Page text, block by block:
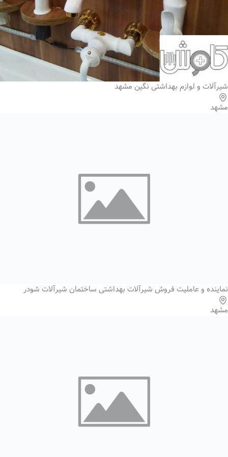
شیرآلات و لوازم بهداشتی نگین مشهد
مشهد
نماینده و عاملیت فروش شیرآلات بهداشتی ساختمان شیرآلات شودر
مشهد